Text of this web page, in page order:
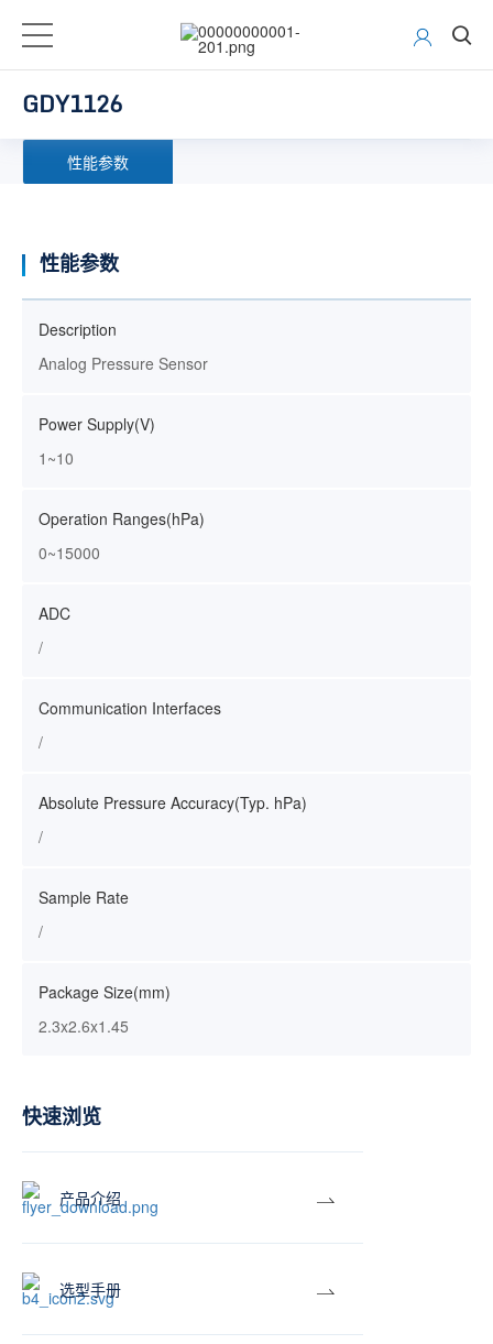
GDY1126
性能参数
性能参数
Description
Analog Pressure Sensor
Power Supply(V)
1~10
Operation Ranges(hPa)
0~15000
ADC
/
Communication Interfaces
/
Absolute Pressure Accuracy(Typ. hPa)
/
Sample Rate
/
Package Size(mm)
2.3x2.6x1.45
快速浏览
产品介绍
选型手册